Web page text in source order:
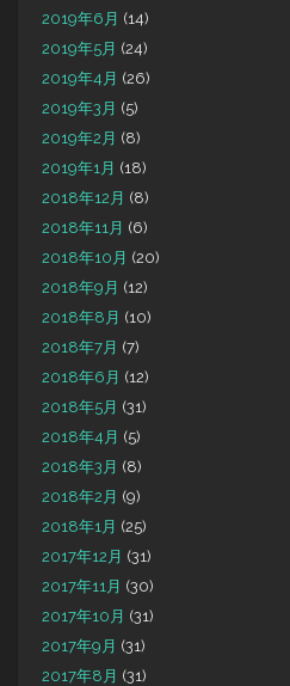
2019年6月 (14)
2019年5月 (24)
2019年4月 (26)
2019年3月 (5)
2019年2月 (8)
2019年1月 (18)
2018年12月 (8)
2018年11月 (6)
2018年10月 (20)
2018年9月 (12)
2018年8月 (10)
2018年7月 (7)
2018年6月 (12)
2018年5月 (31)
2018年4月 (5)
2018年3月 (8)
2018年2月 (9)
2018年1月 (25)
2017年12月 (31)
2017年11月 (30)
2017年10月 (31)
2017年9月 (31)
2017年8月 (31)